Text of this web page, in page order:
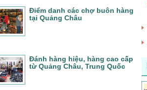
Điểm danh các chợ buôn hàng
tại Quảng Châu
Đánh hàng hiệu, hàng cao cấp
từ Quảng Châu, Trung Quốc